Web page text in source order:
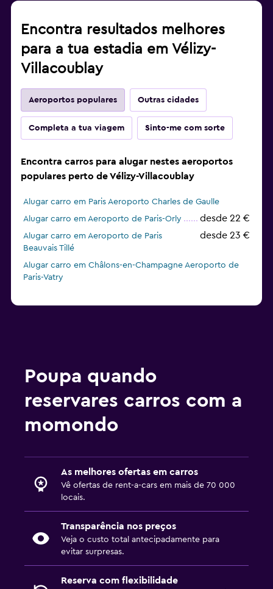
Encontra resultados melhores
para a tua estadia em Vélizy-
Villacoublay
Aeroportos populares Outras cidades
Completa a tua viagem Sinto-me com sorte
Encontra carros para alugar nestes aeroportos
populares perto de Vélizy-Villacoublay
Alugar carro em Paris Aeroporto Charles de Gaulle
Alugar carro em Aeroporto de Paris-Orly
desde 22 €
Alugar carro em Aeroporto de Paris
Beauvais Tillé
desde 23 €
Alugar carro em Châlons-en-Champagne Aeroporto de
Paris-Vatry
Poupa quando
reservares carros com a
momondo
As melhores ofertas em carros
Vê ofertas de rent-a-cars em mais de 70 000
locais.
Transparência nos preços
Veja o custo total antecipadamente para
evitar surpresas.
Reserva com flexibilidade